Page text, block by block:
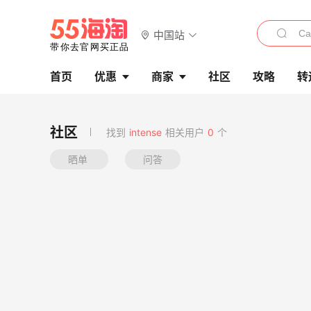
中国站
首页 优惠 商家 社区 攻略 转
找到 intense 相关用户 0 个
晒单 问答